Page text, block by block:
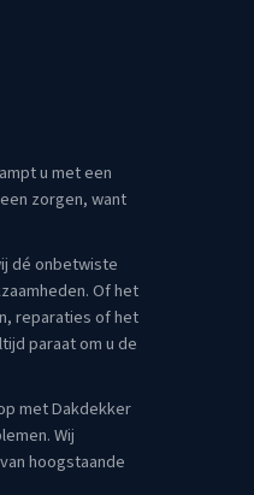
u met een
zorgen, want
dé onbetwiste
Of het
reparaties of het
paraat om u de
met Dakdekker
Wij
hoogstaande